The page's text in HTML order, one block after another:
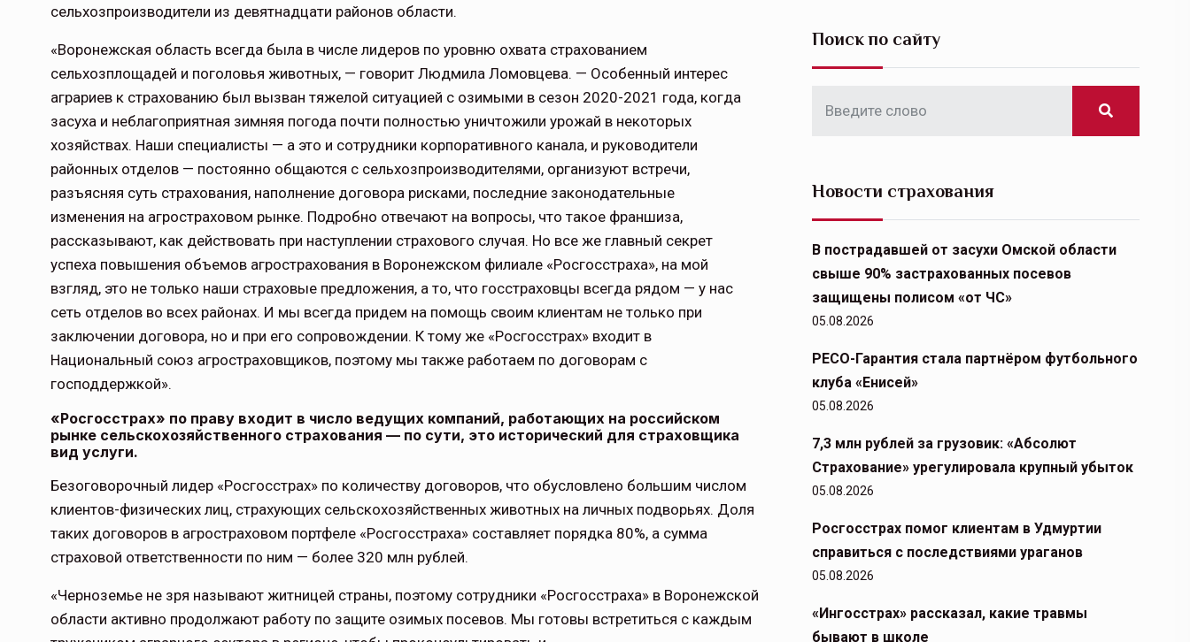
сельхозпроизводители из девятнадцати районов области.
«Воронежская область всегда была в числе лидеров по уровню охвата страхованием
сельхозплощадей и поголовья животных, — говорит Людмила Ломовцева. — Особенный интерес
аграриев к страхованию был вызван тяжелой ситуацией с озимыми в сезон 2020-2021 года, когда
засуха и неблагоприятная зимняя погода почти полностью уничтожили урожай в некоторых
хозяйствах. Наши специалисты — а это и сотрудники корпоративного канала, и руководители
районных отделов — постоянно общаются с сельхозпроизводителями, организуют встречи,
разъясняя суть страхования, наполнение договора рисками, последние законодательные
изменения на агростраховом рынке. Подробно отвечают на вопросы, что такое франшиза,
рассказывают, как действовать при наступлении страхового случая. Но все же главный секрет
успеха повышения объемов агрострахования в Воронежском филиале «Росгосстраха», на мой
взгляд, это не только наши страховые предложения, а то, что госстраховцы всегда рядом — у нас
сеть отделов во всех районах. И мы всегда придем на помощь своим клиентам не только при
заключении договора, но и при его сопровождении. К тому же «Росгосстрах» входит в
Национальный союз агростраховщиков, поэтому мы также работаем по договорам с
господдержкой».
«Росгосстрах» по праву входит в число ведущих компаний, работающих на российском
рынке сельскохозяйственного страхования — по сути, это исторический для страховщика
вид услуги.
Безоговорочный лидер «Росгосстрах» по количеству договоров, что обусловлено большим числом
клиентов-физических лиц, страхующих сельскохозяйственных животных на личных подворьях. Доля
таких договоров в агростраховом портфеле «Росгосстраха» составляет порядка 80%, а сумма
страховой ответственности по ним — более 320 млн рублей.
«Черноземье не зря называют житницей страны, поэтому сотрудники «Росгосстраха» в Воронежской
области активно продолжают работу по защите озимых посевов. Мы готовы встретиться с каждым
Поиск по сайту
Новости страхования
В пострадавшей от засухи Омской области
свыше 90% застрахованных посевов
защищены полисом «от ЧС»
05.08.2026
РЕСО-Гарантия стала партнёром футбольного
клуба «Енисей»
05.08.2026
7,3 млн рублей за грузовик: «Абсолют
Страхование» урегулировала крупный убыток
05.08.2026
Росгосстрах помог клиентам в Удмуртии
справиться с последствиями ураганов
05.08.2026
«Ингосстрах» рассказал, какие травмы
бывают в школе